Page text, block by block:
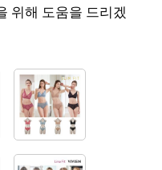
위해 도움을 드리겠